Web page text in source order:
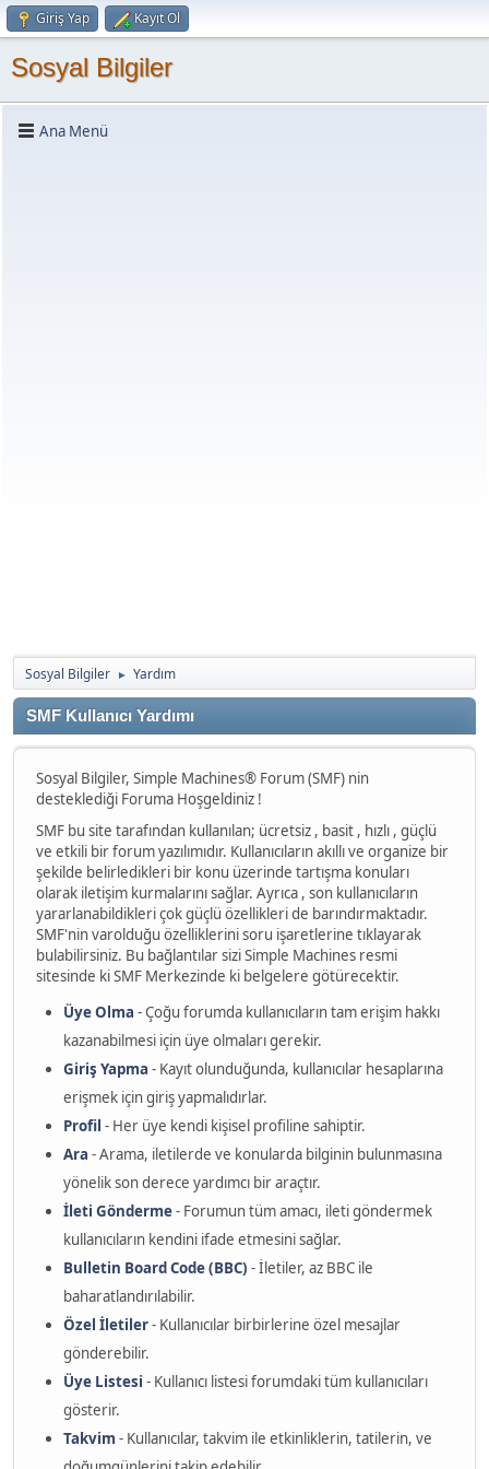
Giriş Yap Kayıt Ol
Sosyal Bilgiler
Ana Menü
Sosyal Bilgiler ► Yardım
SMF Kullanıcı Yardımı
Sosyal Bilgiler, Simple Machines® Forum (SMF) nin
desteklediği Foruma Hoşgeldiniz !
SMF bu site tarafından kullanılan; ücretsiz , basit , hızlı , güçlü
ve etkili bir forum yazılımıdır. Kullanıcıların akıllı ve organize bir
şekilde belirledikleri bir konu üzerinde tartışma konuları
olarak iletişim kurmalarını sağlar. Ayrıca , son kullanıcıların
yararlanabildikleri çok güçlü özellikleri de barındırmaktadır.
SMF'nin varolduğu özelliklerini soru işaretlerine tıklayarak
bulabilirsiniz. Bu bağlantılar sizi Simple Machines resmi
sitesinde ki SMF Merkezinde ki belgelere götürecektir.
Üye Olma - Çoğu forumda kullanıcıların tam erişim hakkı
kazanabilmesi için üye olmaları gerekir.
Giriş Yapma - Kayıt olunduğunda, kullanıcılar hesaplarına
erişmek için giriş yapmalıdırlar.
Profil - Her üye kendi kişisel profiline sahiptir.
Ara - Arama, iletilerde ve konularda bilginin bulunmasına
yönelik son derece yardımcı bir araçtır.
İleti Gönderme- Forumun tüm amacı, ileti göndermek
kullanıcıların kendini ifade etmesini sağlar.
Bulletin Board Code (BBC) - İletiler, az BBC ile
baharatlandırılabilir.
Özel İletiler- Kullanıcılar birbirlerine özel mesajlar
gönderebilir.
Üye Listesi - Kullanıcı listesi forumdaki tüm kullanıcıları
gösterir.
Takvim - Kullanıcılar, takvim ile etkinliklerin, tatilerin, ve